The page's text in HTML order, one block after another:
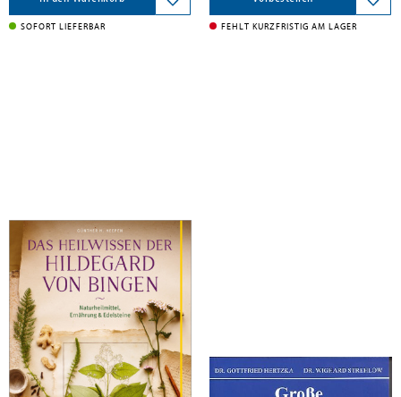
SOFORT LIEFERBAR FEHLT KURZFRISTIG AM LAGER